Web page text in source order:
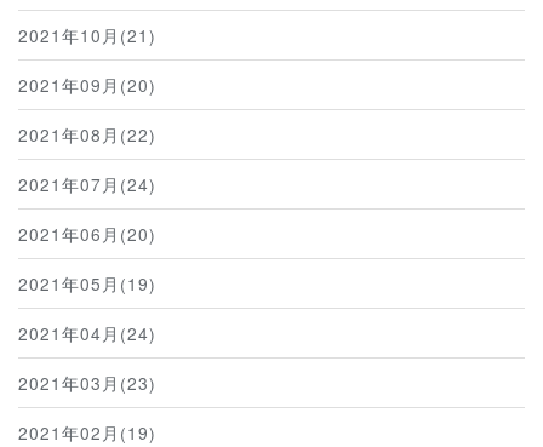
2021年10月(21)
2021年09月(20)
2021年08月(22)
2021年07月(24)
2021年06月(20)
2021年05月(19)
2021年04月(24)
2021年03月(23)
2021年02月(19)